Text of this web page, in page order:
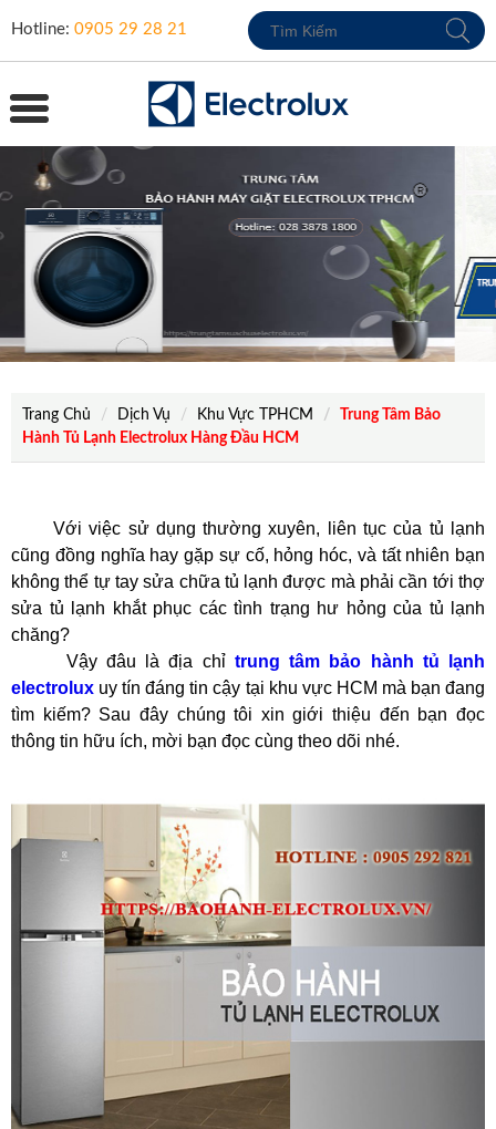
Hotline: 0905 29 28 21
Trang Chủ Dịch Vụ Khu Vực TPHCM
Trung Tâm Bảo
Hành Tủ Lạnh Electrolux Hàng Đầu HCM
Với việc sử dụng thường xuyên, liên tục của tủ lạnh
cũng đồng nghĩa hay gặp sự cố, hỏng hóc, và tất nhiên bạn
không thể tự tay sửa chữa tủ lạnh được mà phải cần tới thợ
sửa tủ lạnh khắt phục các tình trạng hư hỏng của tủ lạnh
chăng?
Vậy đâu là địa chỉ trung tâm bảo hành tủ lạnh
electrolux uy tín đáng tin cậy tại khu vực HCM mà bạn đang
tìm kiếm? Sau đây chúng tôi xin giới thiệu đến bạn đọc
thông tin hữu ích, mời bạn đọc cùng theo dõi nhé.